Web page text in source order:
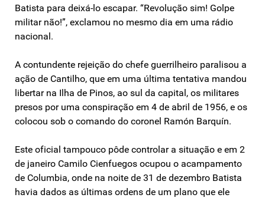
Batista para deixá-lo escapar. “Revolução sim! Golpe
militar não!”, exclamou no mesmo dia em uma rádio
nacional.
A contundente rejeição do chefe guerrilheiro paralisou a
ação de Cantilho, que em uma última tentativa mandou
libertar na Ilha de Pinos, ao sul da capital, os militares
presos por uma conspiração em 4 de abril de 1956, e os
colocou sob o comando do coronel Ramón Barquín.
Este oficial tampouco pôde controlar a situação e em 2
de janeiro Camilo Cienfuegos ocupou o acampamento
de Columbia, onde na noite de 31 de dezembro Batista
havia dados as últimas ordens de um plano que ele